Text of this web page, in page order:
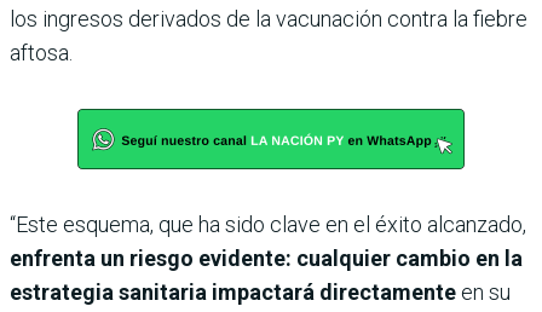
los ingresos derivados de la vacunación contra la fiebre
aftosa.
“Este esquema, que ha sido clave en el éxito alcanzado,
enfrenta un riesgo evidente: cualquier cambio en la
estrategia sanitaria impactará directamente en su